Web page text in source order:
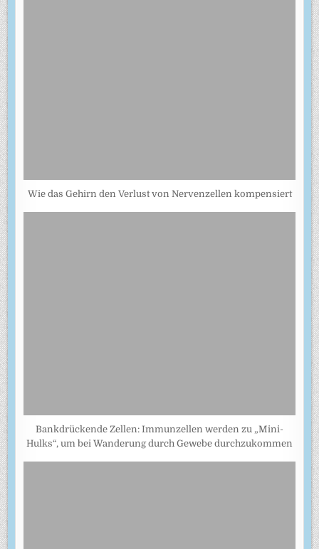
Wie das Gehirn den Verlust von Nervenzellen kompensiert
Bankdrückende Zellen: Immunzellen werden zu „Mini-
Hulks“, um bei Wanderung durch Gewebe durchzukommen